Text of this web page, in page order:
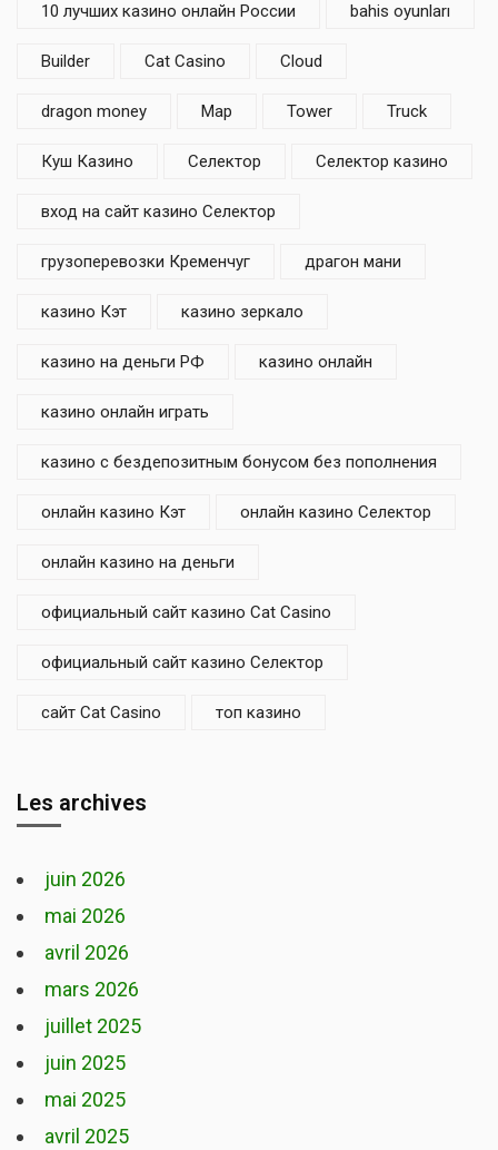
10 лучших казино онлайн России bahis oyunları
Builder Cat Casino Cloud
dragon money Map Tower Truck
Куш Казино Селектор Селектор казино
вход на сайт казино Селектор
грузоперевозки Кременчуг драгон мани
казино Кэт казино зеркало
казино на деньги РФ казино онлайн
казино онлайн играть
казино с бездепозитным бонусом без пополнения
онлайн казино Кэт онлайн казино Селектор
онлайн казино на деньги
официальный сайт казино Cat Casino
официальный сайт казино Селектор
сайт Cat Casino топ казино
Les archives
juin 2026
mai 2026
avril 2026
mars 2026
juillet 2025
juin 2025
mai 2025
avril 2025